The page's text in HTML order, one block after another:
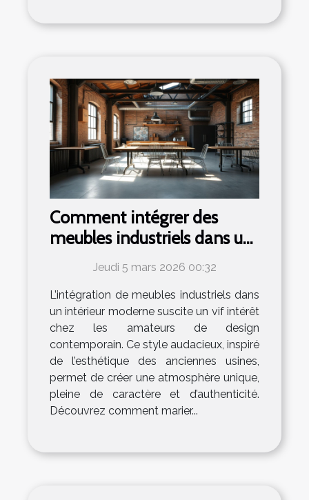
Comment intégrer des
meubles industriels dans un
intérieur moderne ?
Jeudi 5 mars 2026 00:32
L’intégration de meubles industriels dans
un intérieur moderne suscite un vif intérêt
chez les amateurs de design
contemporain. Ce style audacieux, inspiré
de l’esthétique des anciennes usines,
permet de créer une atmosphère unique,
pleine de caractère et d’authenticité.
Découvrez comment marier...